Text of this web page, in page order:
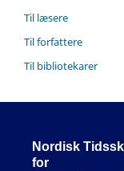
Til læsere
Til forfattere
Til bibliotekarer
Nordisk
for